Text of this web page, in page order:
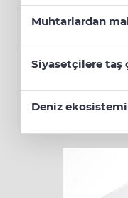
Muhtarlardan
Siyasetçilere taş
Deniz